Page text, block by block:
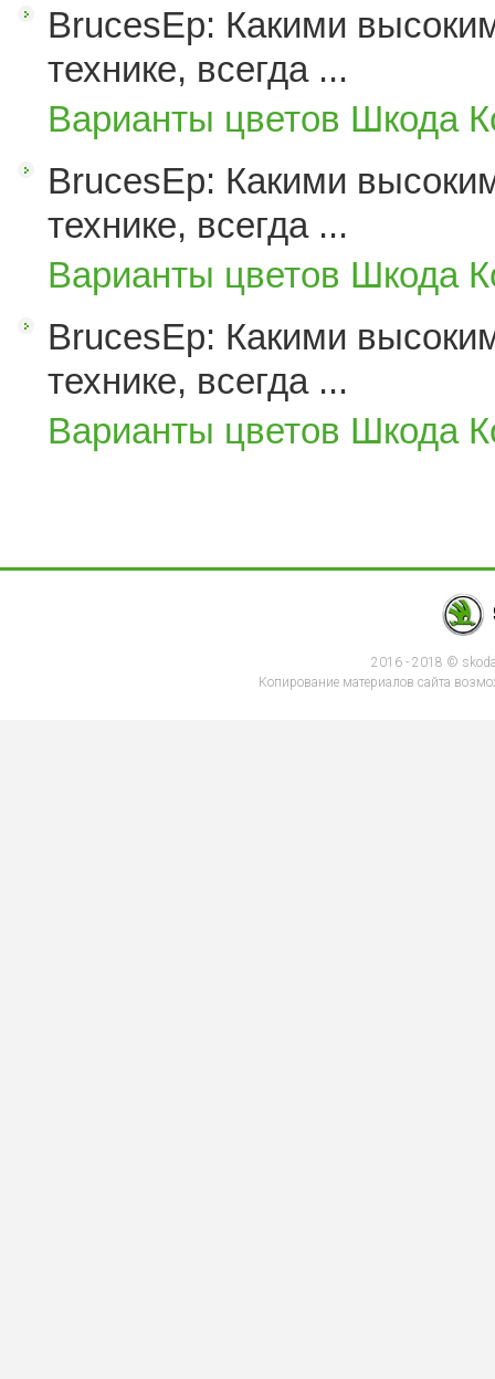
BrucesEp: Какими
технике, всегда ...
Варианты цветов Шкода
BrucesEp: Какими
технике, всегда ...
Варианты цветов Шкода
BrucesEp: Какими
технике, всегда ...
Варианты цветов Шкода
2016 - 2018 ©
Копирование материалов сайта